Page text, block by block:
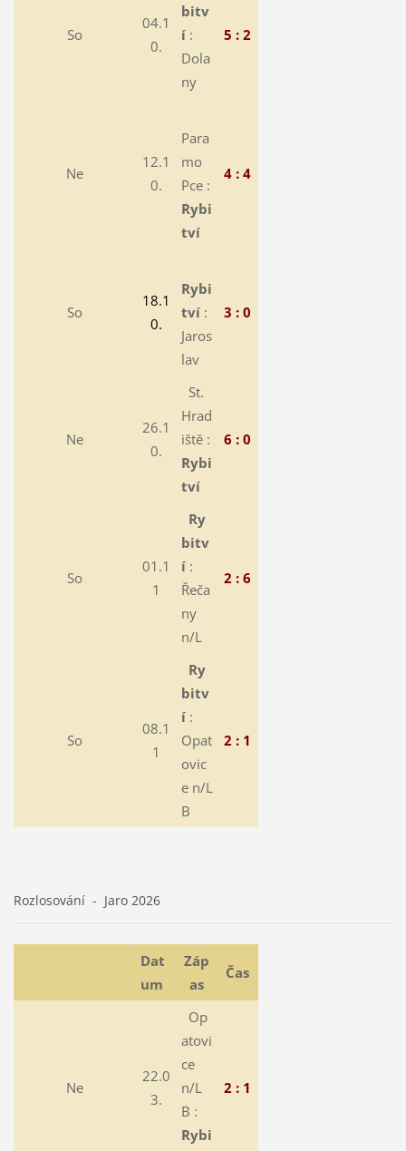
So
04.1
0.
bitv
í :
Dola
ny
5 : 2
Ne
12.1
0.
Para
mo
Pce :
Rybi
tví
4 : 4
So
18.1
0.
Rybi
tví:
Jaros
lav
3 : 0
Ne
26.1
0.
St.
Hrad
iště :
Rybi
tví
6 : 0
So
01.1
1
Ry
bitv
í:
Řeča
ny
n/L
2 : 6
So
08.1
1
Ry
bitv
í:
Opat
ovic
e n/L
B
2 : 1
Rozlosování - Jaro 2026
Dat
um
Záp
as
Čas
Ne
22.0
3.
Op
atovi
ce
n/L
B :
Rybi
2 : 1